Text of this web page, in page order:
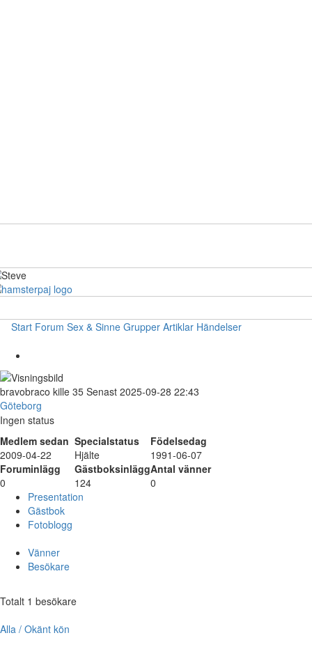
Start Forum Sex & Sinne Grupper Artiklar Händelser
bravobraco kille 35 Senast 2025-09-28 22:43
Göteborg
Ingen status
Medlem sedan Specialstatus
Födelsedag
2009-04-22
Hjälte
1991-06-07
Foruminlägg
GästboksinläggAntal vänner
0
124
0
Presentation
Gästbok
Fotoblogg
Vänner
Besökare
Totalt 1 besökare
Alla / Okänt kön